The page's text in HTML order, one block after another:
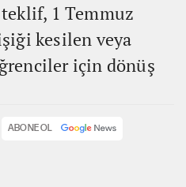
teklif, 1 Temmuz
kesilen veya
için dönüş
ABONE OL